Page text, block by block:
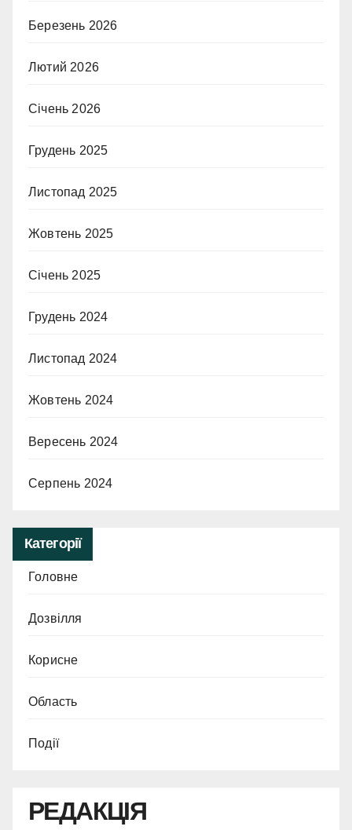
Березень 2026
Лютий 2026
Січень 2026
Грудень 2025
Листопад 2025
Жовтень 2025
Січень 2025
Грудень 2024
Листопад 2024
Жовтень 2024
Вересень 2024
Серпень 2024
Категорії
Головне
Дозвілля
Корисне
Область
Події
РЕДАКЦІЯ